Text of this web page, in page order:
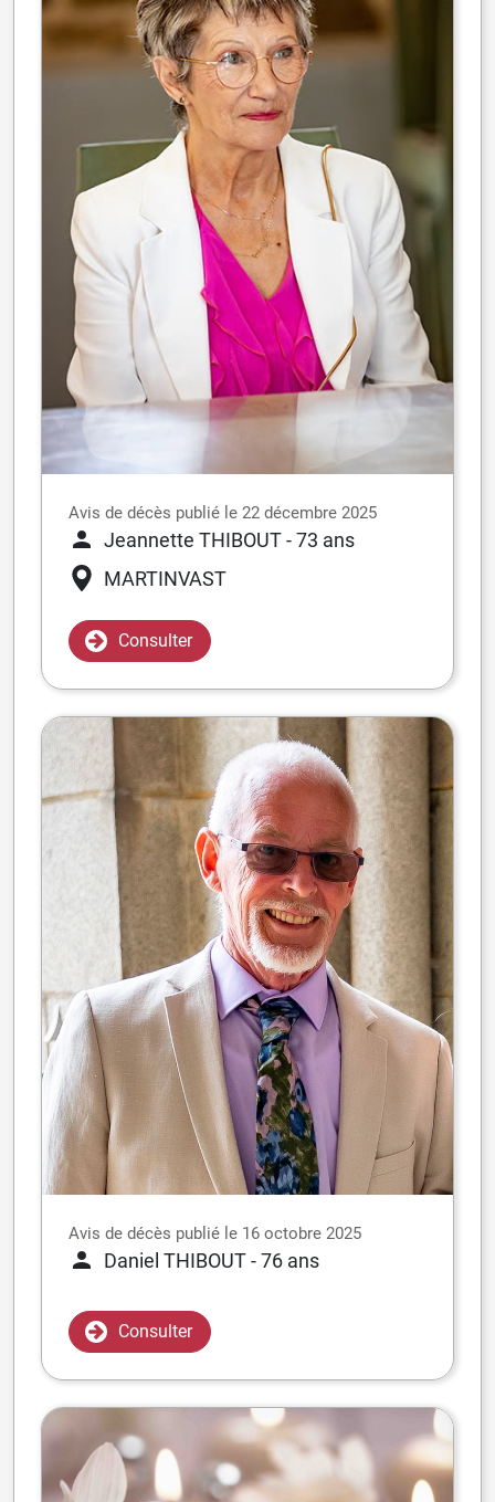
Avis de décès publié le 22 décembre 2025
Jeannette THIBOUT- 73 ans
MARTINVAST
Consulter
Avis de décès publié le 16 octobre 2025
Daniel THIBOUT- 76 ans
Consulter